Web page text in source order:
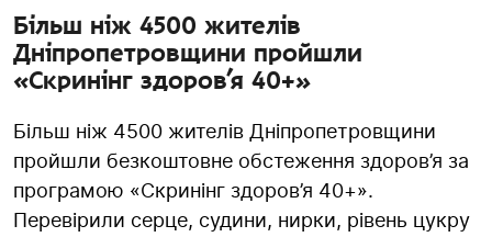
Більш ніж 4500 жителів
Дніпропетровщини пройшли
«Скринінг здоров’я 40+»
Більш ніж 4500 жителів Дніпропетровщини
пройшли безкоштовне обстеження здоров’я за
програмою «Скринінг здоров’я 40+».
Перевірили серце, судини, нирки, рівень цукру